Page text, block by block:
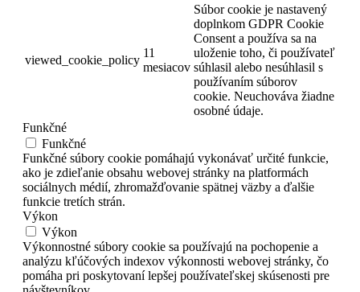
viewed_cookie_policy
11
mesiacov
Súbor cookie je nastavený
doplnkom GDPR Cookie
Consent a používa sa na
uloženie toho, či používateľ
súhlasil alebo nesúhlasil s
používaním súborov
cookie. Neuchováva žiadne
osobné údaje.
Funkčné
Funkčné
Funkčné súbory cookie pomáhajú vykonávať určité funkcie,
ako je zdieľanie obsahu webovej stránky na platformách
sociálnych médií, zhromažďovanie spätnej väzby a ďalšie
funkcie tretích strán.
Výkon
Výkon
Výkonnostné súbory cookie sa používajú na pochopenie a
analýzu kľúčových indexov výkonnosti webovej stránky, čo
pomáha pri poskytovaní lepšej používateľskej skúsenosti pre